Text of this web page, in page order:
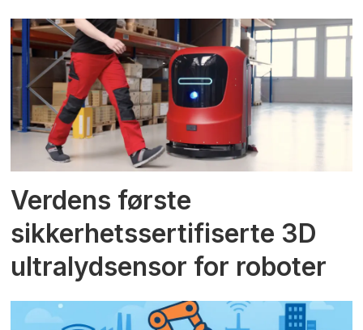
Verdens første
sikkerhetssertifiserte 3D
ultralydsensor for roboter